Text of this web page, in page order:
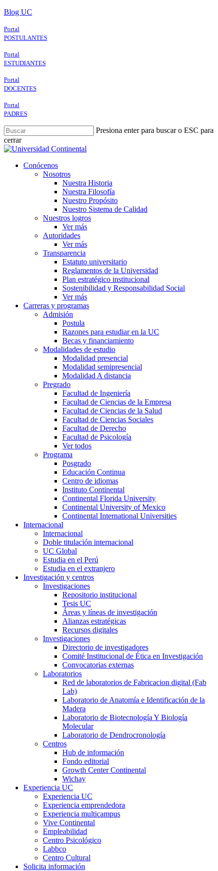
Skip
main
content
Blog UC
Portal
POSTULANTES
Portal
ESTUDIANTES
Portal
DOCENTES
Portal
PADRES
Presiona enter para buscar o ESC para
cerrar
Close
search
Menu
Conócenos
Nosotros
Nuestra Historia
Nuestra Filosofía
Nuestro Propósito
Nuestro Sistema de Calidad
Nuestros logros
Ver más
Autoridades
Ver más
Transparencia
Estatuto universitario
Reglamentos de la Universidad
Plan estratégico institucional
Sostenibilidad y Responsabilidad Social
Ver más
Carreras y programas
Admisión
Postula
Razones para estudiar en la UC
Becas y financiamiento
Modalidades de estudio
Modalidad presencial
Modalidad semipresencial
Modalidad A distancia
Pregrado
Facultad de Ingeniería
Facultad de Ciencias de la Empresa
Facultad de Ciencias de la Salud
Facultad de Ciencias Sociales
Facultad de Derecho
Facultad de Psicología
Ver todos
Programa
Posgrado
Educación Continua
Centro de idiomas
Instituto Continental
Continental Florida University
Continental University of Mexico
Continental International Universities
Internacional
Internacional
Doble titulación internacional
UC Global
Estudia en el Perú
Estudia en el extranjero
Investigación y centros
Investigaciones
Repositorio institucional
Tesis UC
Áreas y líneas de investigación
Alianzas estratégicas
Recursos digitales
Investigaciones
Directorio de investigadores
Comité Institucional de Ética en Investigación
Convocatorias externas
Laboratorios
Red de laboratorios de Fabricacion digital (Fab
Lab)
Laboratorio de Anatomía e Identificación de la
Madera
Laboratorio de Biotecnología Y Biología
Molecular
Laboratorio de Dendrocronología
Centros
Hub de información
Fondo editorial
Growth Center Continental
Wichay
Experiencia UC
Experiencia UC
Experiencia emprendedora
Experiencia multicampus
Vive Continental
Empleabilidad
Centro Psicológico
Labbco
Centro Cultural
Solicita información